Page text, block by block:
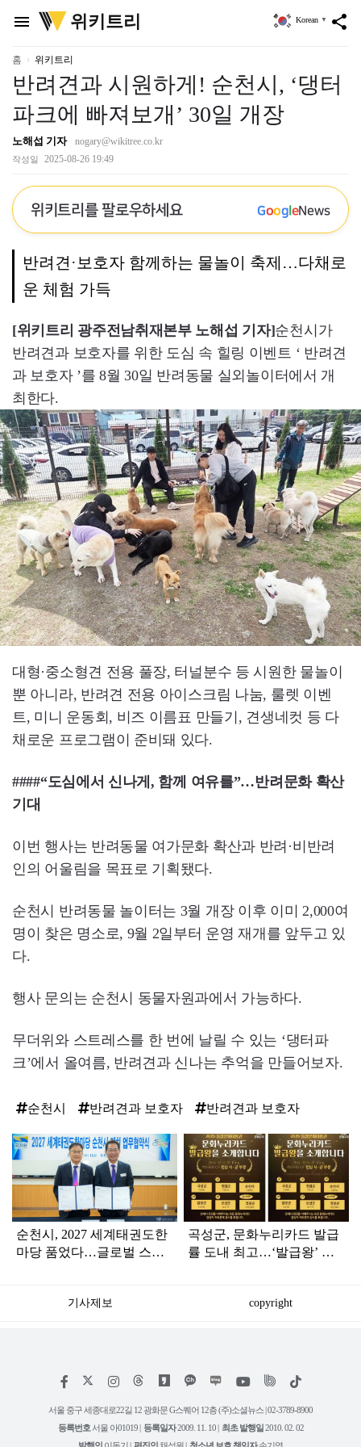
menu
위
키
리
위키트리 share
Korean ▼
홈 위키트리
반려견과 시원하게! 순천시, ‘댕터
파크에 빠져보개’ 30일 개장
노해섭 기자 nogary@wikitree.co.kr
작성일 2025-08-26 19:49
위키트리를 팔로우하세요 GoogleNews
반려견·보호자 함께하는 물놀이 축제…다채로
운 체험 가득
[위키트리 광주전남취재본부 노해섭 기자]순천시가
반려견과 보호자를 위한 도심 속 힐링 이벤트 ‘ 반려견
과 보호자 ’를 8월 30일 반려동물 실외놀이터에서 개
최한다.
대형·중소형견 전용 풀장, 터널분수 등 시원한 물놀이
뿐 아니라, 반려견 전용 아이스크림 나눔, 룰렛 이벤
트, 미니 운동회, 비즈 이름표 만들기, 견생네컷 등 다
채로운 프로그램이 준비돼 있다.
####“도심에서 신나게, 함께 여유를”…반려문화 확산
기대
이번 행사는 반려동물 여가문화 확산과 반려·비반려
인의 어울림을 목표로 기획됐다.
순천시 반려동물 놀이터는 3월 개장 이후 이미 2,000여
명이 찾은 명소로, 9월 2일부터 운영 재개를 앞두고 있
다.
행사 문의는 순천시 동물자원과에서 가능하다.
무더위와 스트레스를 한 번에 날릴 수 있는 ‘댕터파
크’에서 올여름, 반려견과 신나는 추억을 만들어보자.
순천시 반려견과 보호자 반려견과 보호자
탑
라
인
순천시, 2027 세계태권도한
마당 품었다…글로벌 스포
곡성군, 문화누리카드 발급
률 도내 최고…‘발급왕’ 시·
기사제보 copyright
페
스
인
타
램
위
트
유
틱
서울 중구 세종대로22길 12 광화문 G스퀘어 12층 (주)소셜뉴스 | 02-3789-8900
등록번호 서울 아01019 | 등록일자2009. 11. 10 | 최초 발행일2010. 02. 02